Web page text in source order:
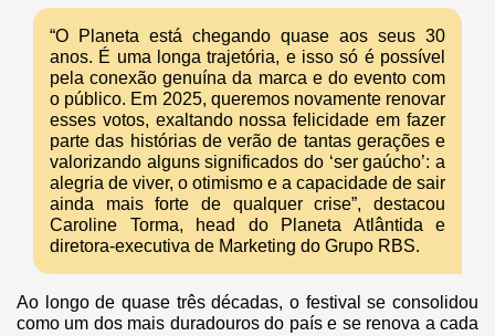
“O Planeta está chegando quase aos seus 30
anos. É uma longa trajetória, e isso só é possível
pela conexão genuína da marca e do evento com
o público. Em 2025, queremos novamente renovar
esses votos, exaltando nossa felicidade em fazer
parte das histórias de verão de tantas gerações e
valorizando alguns significados do ‘ser gaúcho’: a
alegria de viver, o otimismo e a capacidade de sair
ainda mais forte de qualquer crise”, destacou
Caroline Torma, head do Planeta Atlântida e
diretora-executiva de Marketing do Grupo RBS.
Ao longo de quase três décadas, o festival se consolidou
como um dos mais duradouros do país e se renova a cada